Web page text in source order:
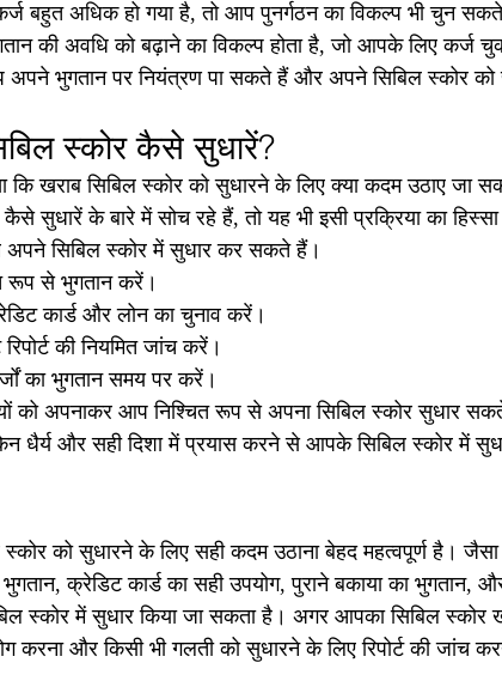
बहुत अधिक हो गया है, तो आप पुनर्गठन का विकल्प भी चुन
की अवधि को बढ़ाने का विकल्प होता है, जो आपके लिए कर्ज
अपने भुगतान पर नियंत्रण पा सकते हैं और अपने सिबिल स्कोर
स्कोर कैसे सुधारें?
कि खराब सिबिल स्कोर को सुधारने के लिए क्या कदम उठाए
कैसे सुधारें के बारे में सोच रहे हैं, तो यह भी इसी प्रक्रिया का
सिबिल स्कोर में सुधार कर सकते हैं।
रूप से भुगतान करें।
कार्ड और लोन का चुनाव करें।
की नियमित जांच करें।
का भुगतान समय पर करें।
को अपनाकर आप निश्चित रूप से अपना सिबिल स्कोर सुधार
धैर्य और सही दिशा में प्रयास करने से आपके सिबिल स्कोर में
स्कोर को सुधारने के लिए सही कदम उठाना बेहद महत्वपूर्ण है।
क्रेडिट कार्ड का सही उपयोग, पुराने बकाया का भुगतान,
स्कोर में सुधार किया जा सकता है। अगर आपका सिबिल स्कोर
करना और किसी भी गलती को सुधारने के लिए रिपोर्ट की जांच